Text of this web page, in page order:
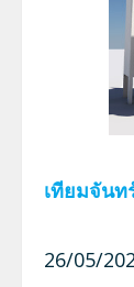
เทียมจัน
26/05/